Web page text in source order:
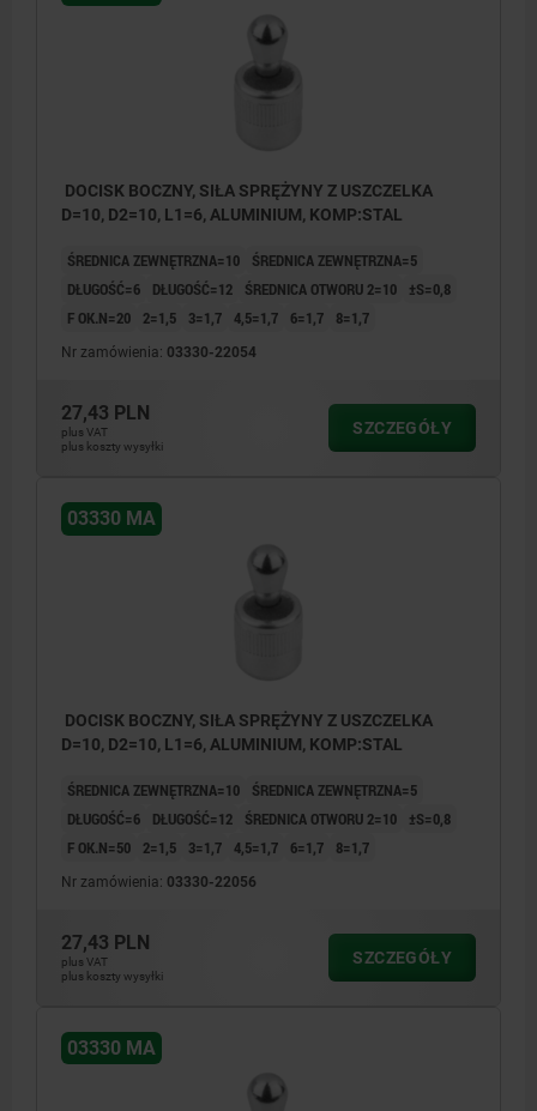
DOCISK BOCZNY, SIŁA SPRĘŻYNY Z USZCZELKA
D=10, D2=10, L1=6, ALUMINIUM, KOMP:STAL
ŚREDNICA ZEWNĘTRZNA=10
ŚREDNICA ZEWNĘTRZNA=5
DŁUGOŚĆ=6
DŁUGOŚĆ=12 ŚREDNICA OTWORU 2=10
±S=0,8
F OK.N=20
2=1,5 3=1,7 4,5=1,7 6=1,7 8=1,7
Nr zamówienia: 03330-22054
27,43 PLN
plus VAT
plus koszty wysyłki
SZCZEGÓŁY
03330 MA
DOCISK BOCZNY, SIŁA SPRĘŻYNY Z USZCZELKA
D=10, D2=10, L1=6, ALUMINIUM, KOMP:STAL
ŚREDNICA ZEWNĘTRZNA=10
ŚREDNICA ZEWNĘTRZNA=5
DŁUGOŚĆ=6
DŁUGOŚĆ=12 ŚREDNICA OTWORU 2=10
±S=0,8
F OK.N=50
2=1,5 3=1,7 4,5=1,7 6=1,7 8=1,7
Nr zamówienia: 03330-22056
27,43 PLN
plus VAT
plus koszty wysyłki
SZCZEGÓŁY
03330 MA